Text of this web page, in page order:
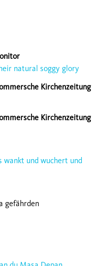
natural soggy glory
Kirchenzeitung
Kirchenzeitung
wankt und wuchert und
gefährden